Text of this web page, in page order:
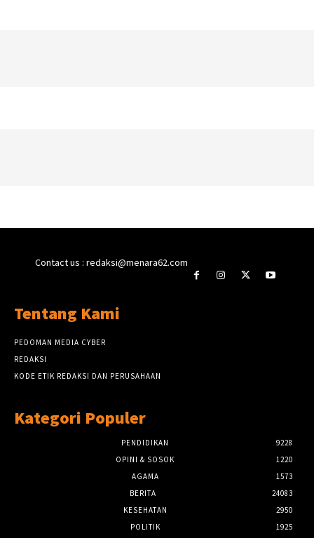
Contact us : redaksi@menara62.com
Tentang Kami
PEDOMAN MEDIA CYBER
REDAKSI
KODE ETIK REDAKSI DAN PERUSAHAAN
Kategori Populer
PENDIDIKAN
9228
OPINI & SOSOK
1220
AGAMA
1573
BERITA
24083
KESEHATAN
2950
POLITIK
1925